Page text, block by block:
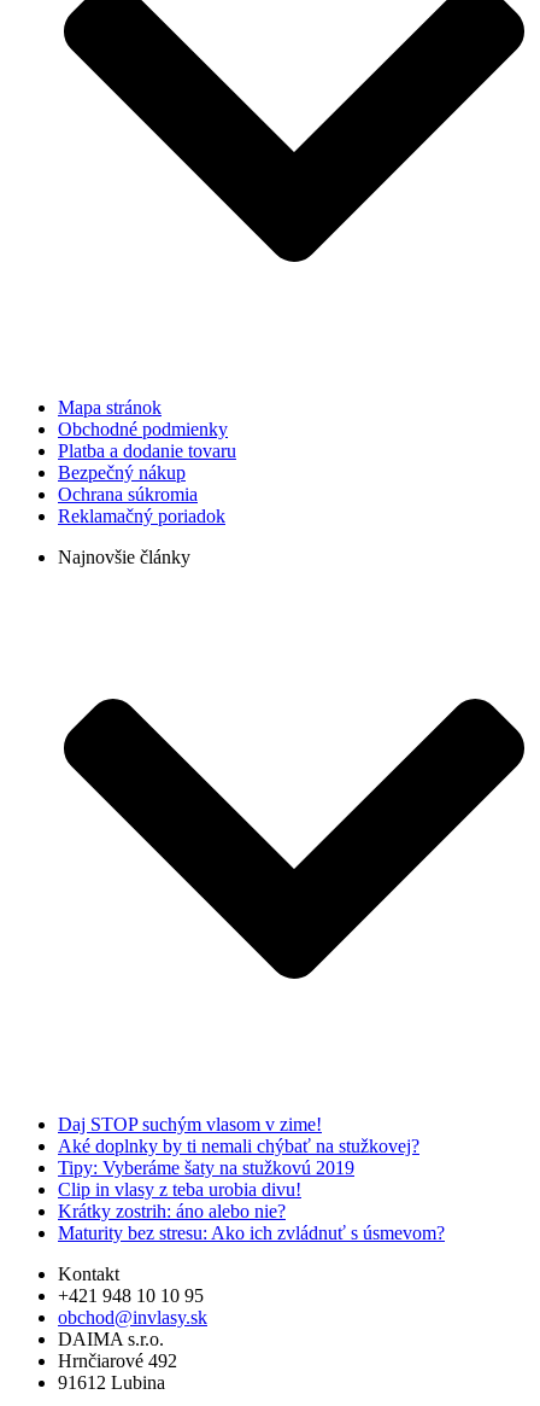
Mapa stránok
Obchodné podmienky
Platba a dodanie tovaru
Bezpečný nákup
Ochrana súkromia
Reklamačný poriadok
Najnovšie články
Daj STOP suchým vlasom v zime!
Aké doplnky by ti nemali chýbať na stužkovej?
Tipy: Vyberáme šaty na stužkovú 2019
Clip in vlasy z teba urobia divu!
Krátky zostrih: áno alebo nie?
Maturity bez stresu: Ako ich zvládnuť s úsmevom?
Kontakt
+421 948 10 10 95
obchod@invlasy.sk
DAIMA s.r.o.
Hrnčiarové 492
91612 Lubina